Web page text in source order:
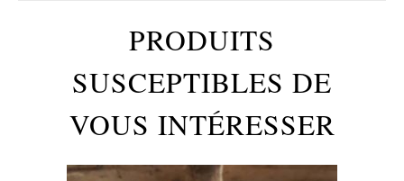
PRODUITS
SUSCEPTIBLES DE
VOUS INTÉRESSER